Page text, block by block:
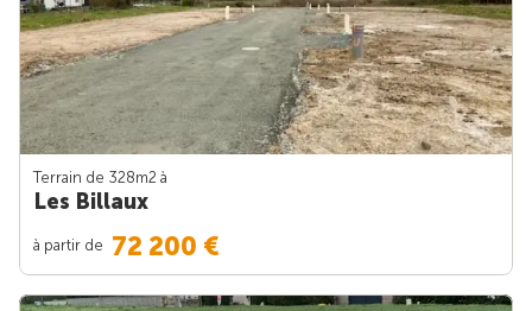
Terrain de 328m2 à
Les Billaux
à partir de 72 200 €